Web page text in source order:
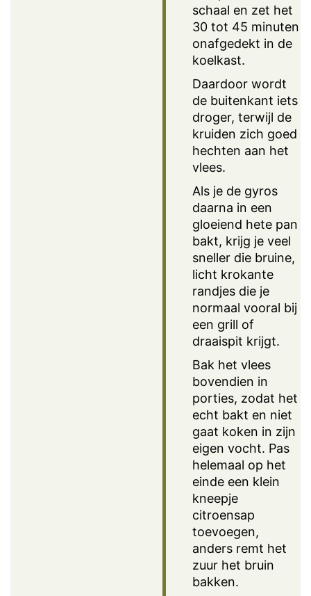
schaal en zet het
30 tot 45 minuten
onafgedekt in de
koelkast.
Daardoor wordt
de buitenkant iets
droger, terwijl de
kruiden zich goed
hechten aan het
vlees.
Als je de gyros
daarna in een
gloeiend hete pan
bakt, krijg je veel
sneller die bruine,
licht krokante
randjes die je
normaal vooral bij
een grill of
draaispit krijgt.
Bak het vlees
bovendien in
porties, zodat het
echt bakt en niet
gaat koken in zijn
eigen vocht. Pas
helemaal op het
einde een klein
kneepje
citroensap
toevoegen,
anders remt het
zuur het bruin
bakken.